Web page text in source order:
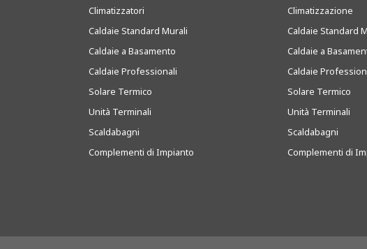
Climatizzatori
Caldaie Standard Murali
Caldaie a Basamento
Caldaie Professionali
Solare Termico
Unità Terminali
Scaldabagni
Complementi di Impianto
Climatizzazione
Caldaie Standard
Caldaie a
Caldaie
Solare Termico
Unità Terminali
Scaldabagni
Complementi di